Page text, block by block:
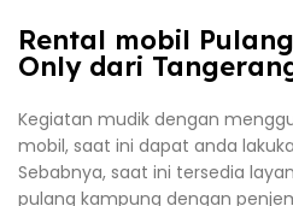
Rental mobil
Only dari
Kegiatan mudik dengan
mobil, saat ini dapat anda
Sebabnya, saat ini tersedia
pulang kampung dengan